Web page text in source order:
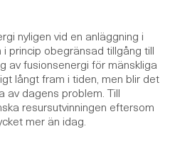
nyligen vid en anläggning i
princip obegränsad tillgång till
av fusionsenergi för mänskliga
långt fram i tiden, men blir det
av dagens problem. Till
resursutvinningen eftersom
mer än idag.